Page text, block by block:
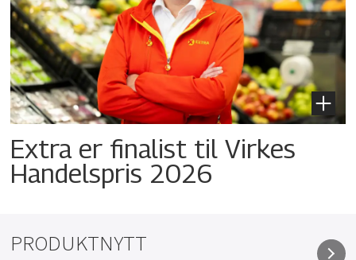
Extra er finalist til Virkes
Handelspris 2026
PRODUKTNYTT